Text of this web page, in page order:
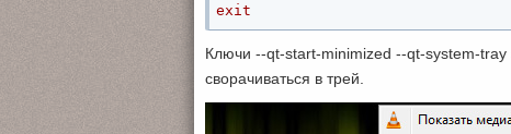
exit
Ключи --qt-start-minimized --qt-system-tray
сворачиваться в трей.